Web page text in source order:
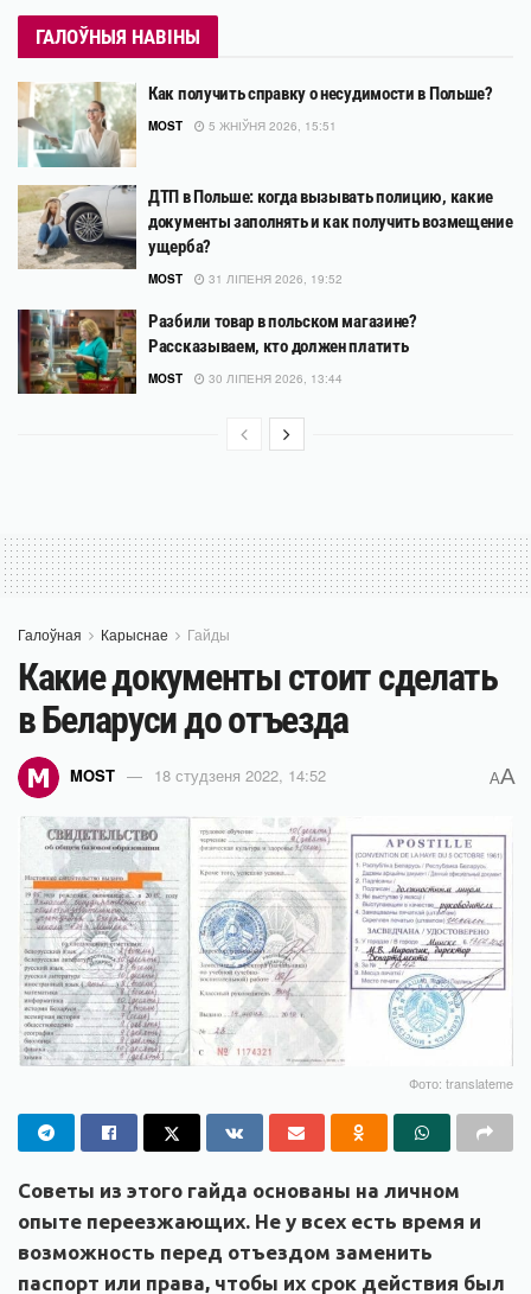
ГАЛОЎНЫЯ НАВІНЫ
Как получить справку о несудимости в Польше?
MOST 5 ЖНІЎНЯ 2026, 15:51
ДТП в Польше: когда вызывать полицию, какие
документы заполнять и как получить возмещение
ущерба?
MOST 31 ЛІПЕНЯ 2026, 19:52
Разбили товар в польском магазине?
Рассказываем, кто должен платить
MOST 30 ЛІПЕНЯ 2026, 13:44
Галоўная Карыснае Гайды
Какие документы стоит сделать
в Беларуси до отъезда
MOST 18 студзеня 2022, 14:52 AA
Фото: translateme
Советы из этого гайда основаны на личном
опыте переезжающих. Не у всех есть время и
возможность перед отъездом заменить
паспорт или права, чтобы их срок действия был